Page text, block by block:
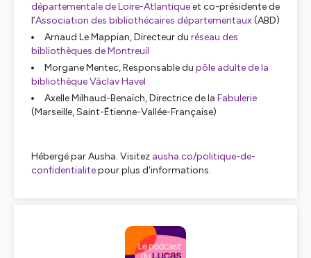
départementale de Loire-Atlantiqueet co-présidente de
l’Association des bibliothécaires départementaux(ABD)
Arnaud Le Mappian, Directeur du réseau des
bibliothèques de Montreuil
Morgane Mentec, Responsable du pôle adulte de la
bibliothèque Václav Havel
Axelle Milhaud-Benaïch, Directrice de la Fabulerie
(Marseille, Saint-Étienne-Vallée-Française)
Hébergé par Ausha. Visitez ausha.co/politique-de-
confidentialitepour plus d'informations.